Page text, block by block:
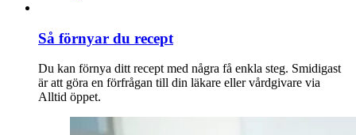
Så förnyar du recept
Du kan förnya ditt recept med några få enkla steg. Smidigast
är att göra en förfrågan till din läkare eller vårdgivare via
Alltid öppet.